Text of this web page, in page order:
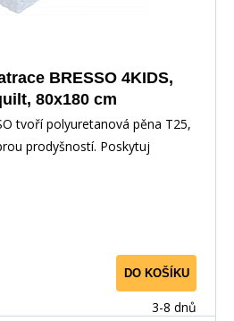
BRESSO 4KIDS,
80x180 cm
tvoří polyuretanová pěna T25,
prodyšností. Poskytuj
DO KOŠÍKU
3-8 dnů